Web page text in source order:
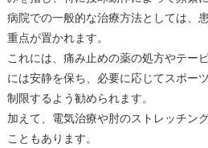
病院での一般的な治療方法としては、
重点が置かれます。
これには、痛み止めの薬の処方やテー
には安静を保ち、必要に応じてスポー
制限するよう勧められます。
加えて、電気治療や肘のストレッチン
こともあります。